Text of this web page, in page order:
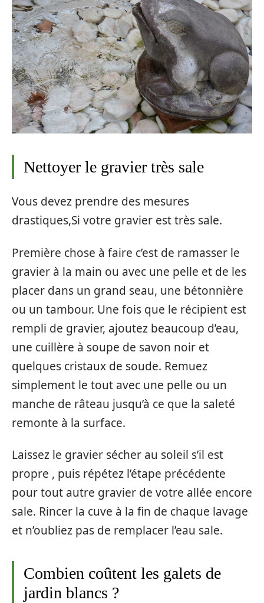
Nettoyer le gravier très sale
Vous devez prendre des mesures
drastiques,Si votre gravier est très sale.
Première chose à faire c’est de ramasser le
gravier à la main ou avec une pelle et de les
placer dans un grand seau, une bétonnière
ou un tambour. Une fois que le récipient est
rempli de gravier, ajoutez beaucoup d’eau,
une cuillère à soupe de savon noir et
quelques cristaux de soude. Remuez
simplement le tout avec une pelle ou un
manche de râteau jusqu’à ce que la saleté
remonte à la surface.
Laissez le gravier sécher au soleil s’il est
propre , puis répétez l’étape précédente
pour tout autre gravier de votre allée encore
sale. Rincer la cuve à la fin de chaque lavage
et n’oubliez pas de remplacer l’eau sale.
Combien coûtent les galets de
jardin blancs ?